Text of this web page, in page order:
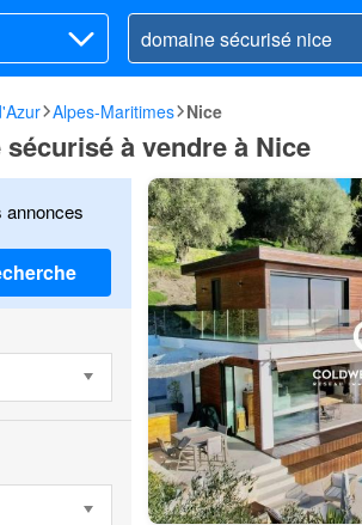
Alpes-Maritimes Nice
à vendre à Nice
annonces